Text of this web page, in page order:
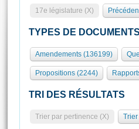
Présidence
577 députés
Groupes politiques
Séance publique
Commissions et autres
Europe et International
Pétitions
Rôle et pouvoirs de
Organisation de
Présidence Conférence des
Statistiques et chiffres
Visiter l'Assemblée
Visite virtuelle du palais
Assister à une séance
17e législature (X)
TYPES DE DOCUMENTS
Amendements (136199)
Propositions (2244)
TRI DES RÉSULTATS
Trier par pertinence (X)